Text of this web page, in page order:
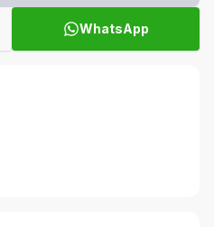
WhatsApp